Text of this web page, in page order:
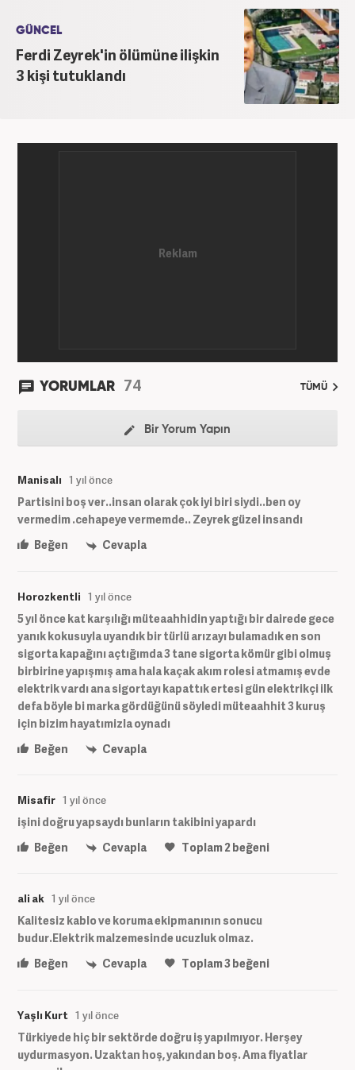
GÜNCEL
Ferdi Zeyrek'in ölümüne ilişkin
3 kişi tutuklandı
YORUMLAR 74 TÜMÜ
Bir Yorum Yapın
Manisalı 1 yıl önce
Partisini boş ver..insan olarak çok iyi biri siydi..ben oy
vermedim .cehapeye vermemde.. Zeyrek güzel insandı
Beğen
Cevapla
Horozkentli 1 yıl önce
5 yıl önce kat karşılığı müteaahhidin yaptığı bir dairede gece
yanık kokusuyla uyandık bir türlü arızayı bulamadık en son
sigorta kapağını açtığımda 3 tane sigorta kömür gibi olmuş
birbirine yapışmış ama hala kaçak akım rolesi atmamış evde
elektrik vardı ana sigortayı kapattık ertesi gün elektrikçi ilk
defa böyle bi marka gördüğünü söyledi müteaahhit 3 kuruş
için bizim hayatımizla oynadı
Beğen
Cevapla
Misafir 1 yıl önce
işini doğru yapsaydı bunların takibini yapardı
Beğen
Cevapla Toplam2beğeni
ali ak 1 yıl önce
Kalitesiz kablo ve koruma ekipmanının sonucu
budur.Elektrik malzemesinde ucuzluk olmaz.
Beğen
Cevapla Toplam3beğeni
Yaşlı Kurt 1 yıl önce
Türkiyede hiç bir sektörde doğru iş yapılmıyor. Herşey
uydurmasyon. Uzaktan hoş, yakından boş. Ama fiyatlar